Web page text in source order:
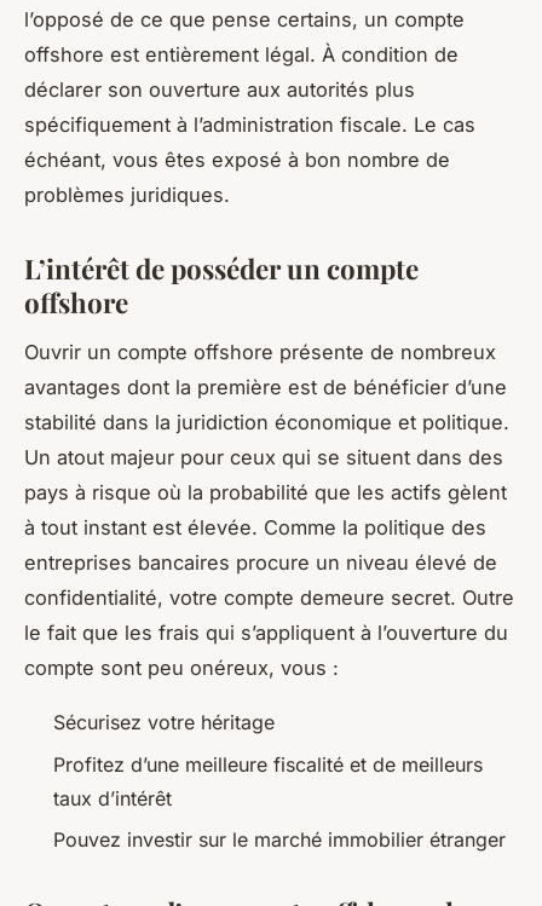
l’opposé de ce que pense certains, un compte
offshore est entièrement légal. À condition de
déclarer son ouverture aux autorités plus
spécifiquement à l’administration fiscale. Le cas
échéant, vous êtes exposé à bon nombre de
problèmes juridiques.
L’intérêt de posséder un compte
offshore
Ouvrir un compte offshore présente de nombreux
avantages dont la première est de bénéficier d’une
stabilité dans la juridiction économique et politique.
Un atout majeur pour ceux qui se situent dans des
pays à risque où la probabilité que les actifs gèlent
à tout instant est élevée. Comme la politique des
entreprises bancaires procure un niveau élevé de
confidentialité, votre compte demeure secret. Outre
le fait que les frais qui s’appliquent à l’ouverture du
compte sont peu onéreux, vous :
Sécurisez votre héritage
Profitez d’une meilleure fiscalité et de meilleurs
taux d’intérêt
Pouvez investir sur le marché immobilier étranger